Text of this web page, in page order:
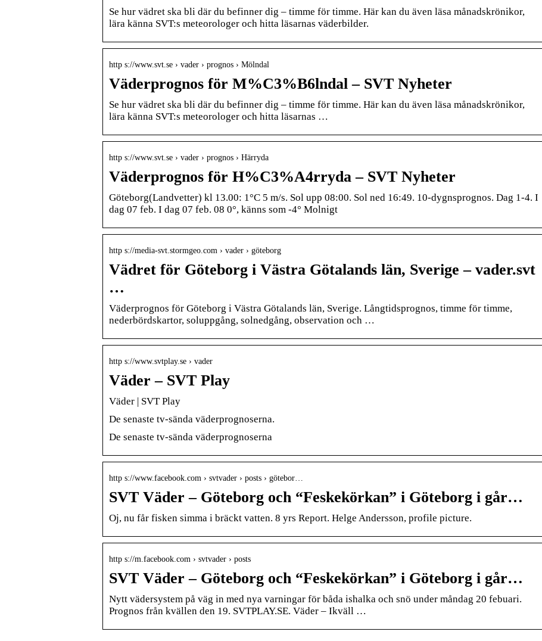
Se hur vädret ska bli där du befinner dig – timme för timme. Här kan du även läsa månadskrönikor,
lära känna SVT:s meteorologer och hitta läsarnas väderbilder.
http s://www.svt.se › vader › prognos › Mölndal
Väderprognos för M%C3%B6lndal – SVT Nyheter
Se hur vädret ska bli där du befinner dig – timme för timme. Här kan du även läsa månadskrönikor,
lära känna SVT:s meteorologer och hitta läsarnas …
http s://www.svt.se › vader › prognos › Härryda
Väderprognos för H%C3%A4rryda – SVT Nyheter
Göteborg(Landvetter) kl 13.00: 1°C 5 m/s. Sol upp 08:00. Sol ned 16:49. 10-dygnsprognos. Dag 1-4. I
dag 07 feb. I dag 07 feb. 08 0°, känns som ‑4° Molnigt
http s://media-svt.stormgeo.com › vader › göteborg
Vädret för Göteborg i Västra Götalands län, Sverige – vader.svt
…
Väderprognos för Göteborg i Västra Götalands län, Sverige. Långtidsprognos, timme för timme,
nederbördskartor, soluppgång, solnedgång, observation och …
http s://www.svtplay.se › vader
Väder – SVT Play
Väder | SVT Play
De senaste tv-sända väderprognoserna.
De senaste tv-sända väderprognoserna
http s://www.facebook.com › svtvader › posts › götebor…
SVT Väder – Göteborg och “Feskekörkan” i Göteborg i går…
Oj, nu får fisken simma i bräckt vatten. 8 yrs Report. Helge Andersson, profile picture.
http s://m.facebook.com › svtvader › posts
SVT Väder – Göteborg och “Feskekörkan” i Göteborg i går…
Nytt vädersystem på väg in med nya varningar för båda ishalka och snö under måndag 20 febuari.
Prognos från kvällen den 19. SVTPLAY.SE. Väder – Ikväll …